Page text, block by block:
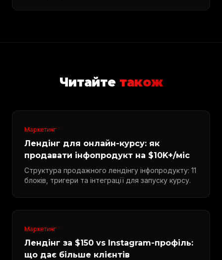
Читайте також
Маркетинг
Лендінг для онлайн-курсу: як
продавати інфопродукт на $10K+/міс
Структура продажного лендінгу інфопродукту: 11
блоків, тригери та інтеграції для запуску курсу.
Маркетинг
Лендінг за $150 vs Instagram-профіль:
що дає більше клієнтів